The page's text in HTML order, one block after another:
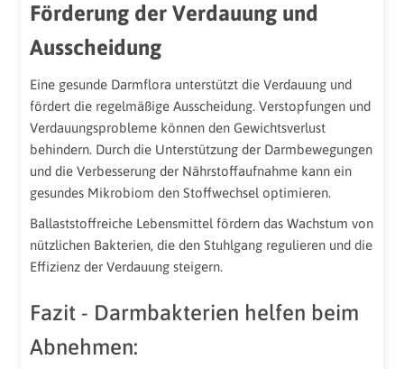
Förderung der Verdauung und
Ausscheidung
Eine gesunde Darmflora unterstützt die Verdauung und
fördert die regelmäßige Ausscheidung. Verstopfungen und
Verdauungsprobleme können den Gewichtsverlust
behindern. Durch die Unterstützung der Darmbewegungen
und die Verbesserung der Nährstoffaufnahme kann ein
gesundes Mikrobiom den Stoffwechsel optimieren.
Ballaststoffreiche Lebensmittel fördern das Wachstum von
nützlichen Bakterien, die den Stuhlgang regulieren und die
Effizienz der Verdauung steigern.
Fazit - Darmbakterien helfen beim
Abnehmen: